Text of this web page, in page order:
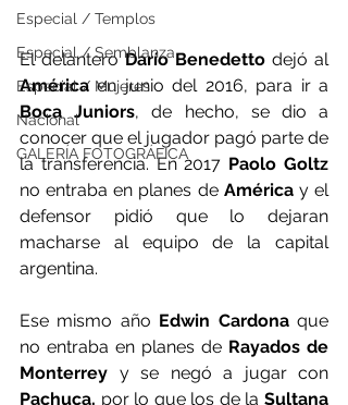
Especial / Templos
Especial / Semblanza
Especial / Mujeres
Nacional
GALERÍA FOTOGRÁFICA
El delantero Darío Benedetto
dejó al
América
Boca Juniors, de hecho, se dio a
conocer que el jugador pagó parte de
la transferencia. En 2017 Paolo Goltz
no entraba en planes de América y el
defensor pidió que lo dejaran
macharse al equipo de la capital
argentina.
Ese mismo año Edwin Cardona que
no entraba en planes de Rayados de
Monterrey
Pachuca, por lo que los de la Sultana